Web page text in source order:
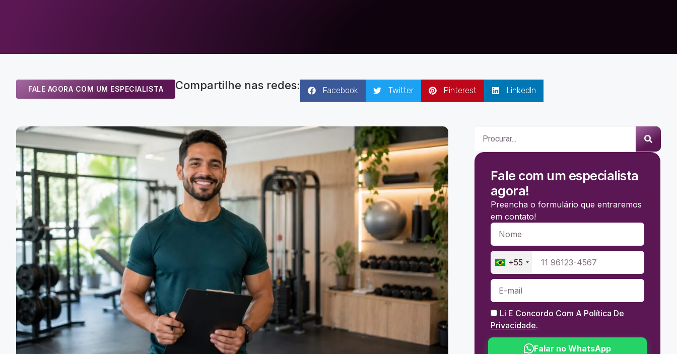
FALE AGORA COM UM ESPECIALISTA Compartilhe nas redes: Facebook Twitter Pinterest LinkedIn
Fale com um especialista
agora!
Preencha o formulário que entraremos
em contato!
+55
Li E Concordo Com A Política De
Privacidade.
Falar no WhatsApp